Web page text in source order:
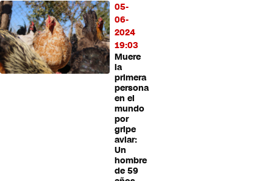
05-
06-
2024
19:03
Muere
la
primera
persona
en el
mundo
por
gripe
aviar:
Un
hombre
de 59